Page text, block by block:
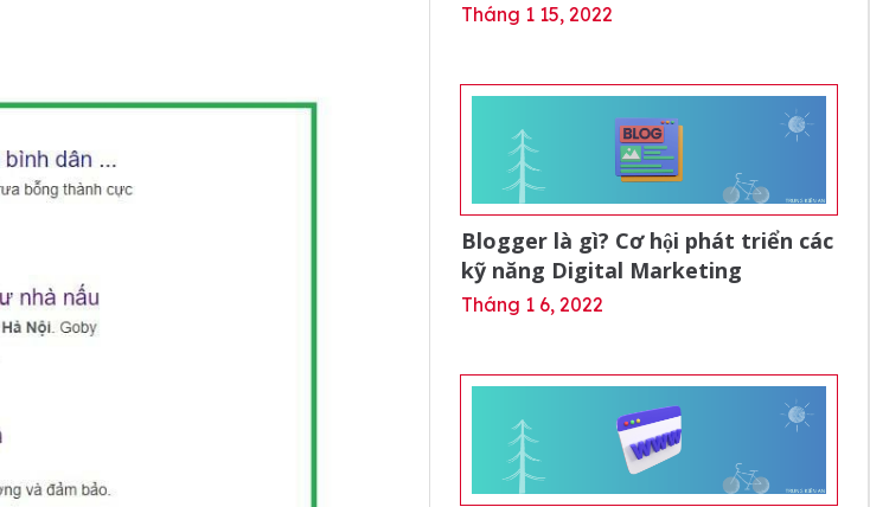
Tháng 1 15, 2022
Blogger là gì? Cơ hội phát triển các
kỹ năng Digital Marketing
Tháng 1 6, 2022